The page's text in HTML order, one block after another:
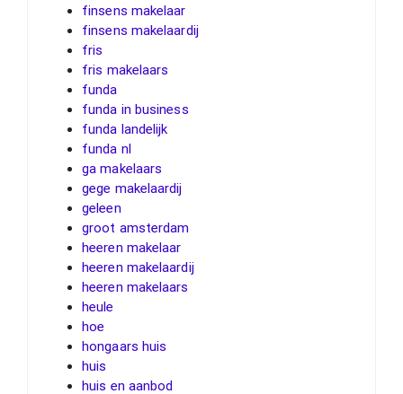
finsens makelaar
finsens makelaardij
fris
fris makelaars
funda
funda in business
funda landelijk
funda nl
ga makelaars
gege makelaardij
geleen
groot amsterdam
heeren makelaar
heeren makelaardij
heeren makelaars
heule
hoe
hongaars huis
huis
huis en aanbod